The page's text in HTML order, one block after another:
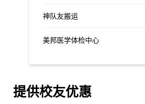
神队友搬运
美邦医学体检中心
提供校友优惠